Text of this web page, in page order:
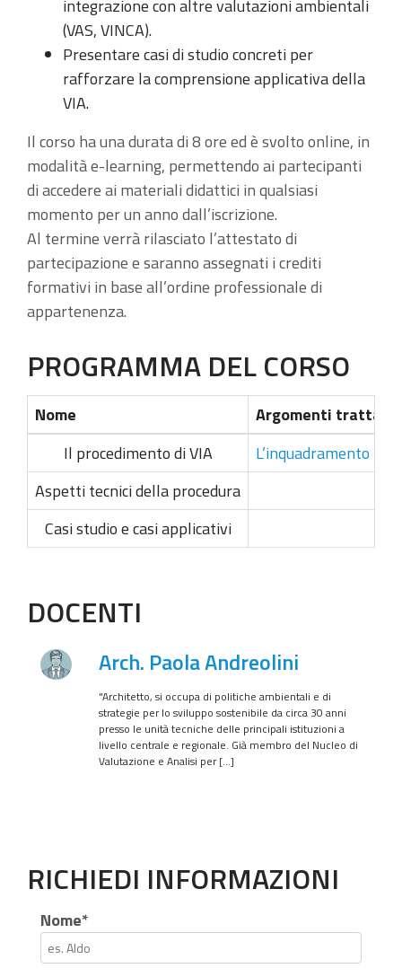
integrazione con altre valutazioni ambientali
(VAS, VINCA).
Presentare casi di studio concreti per
rafforzare la comprensione applicativa della
VIA.
Il corso ha una durata di 8 ore ed è svolto online, in
modalità e-learning, permettendo ai partecipanti
di accedere ai materiali didattici in qualsiasi
momento per un anno dall’iscrizione.
Al termine verrà rilasciato l’attestato di
partecipazione e saranno assegnati i crediti
formativi in base all’ordine professionale di
appartenenza.
PROGRAMMA DEL CORSO
Nome
Argomenti trattati
Il procedimento di VIA
L’inquadramento
Aspetti tecnici della procedura
Casi studio e casi applicativi
DOCENTI
Arch. Paola Andreolini
"Architetto, si occupa di politiche ambientali e di
strategie per lo sviluppo sostenibile da circa 30 anni
presso le unità tecniche delle principali istituzioni a
livello centrale e regionale. Già membro del Nucleo di
Valutazione e Analisi per […]
RICHIEDI INFORMAZIONI
Nome*